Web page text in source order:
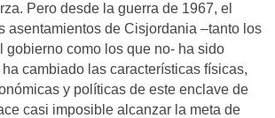
Pero desde la guerra de 1967, el
asentamientos de Cisjordania –tanto los
gobierno como los que no- ha sido
cambiado las características físicas,
y políticas de este enclave de
casi imposible alcanzar la meta de